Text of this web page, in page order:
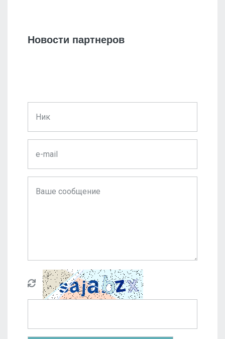
Новости партнеров